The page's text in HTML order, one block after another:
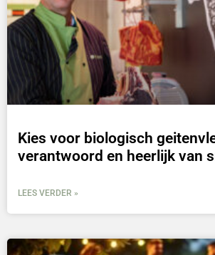
Kies voor biologisch
verantwoord en heerlijk van
LEES VERDER »